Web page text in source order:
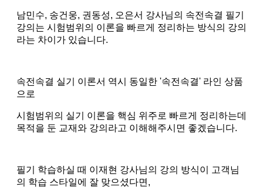
남민수, 송건웅, 권동성, 오은서 강사님의 속전속결 필기
강의는 시험범위의 이론을 빠르게 정리하는 방식의 강의
라는 차이가 있습니다.
속전속결 실기 이론서 역시 동일한 '속전속결' 라인 상품
으로
시험범위의 실기 이론을 핵심 위주로 빠르게 정리하는데
목적을 둔 교재와 강의라고 이해해주시면 좋겠습니다.
필기 학습하실 때 이재현 강사님의 강의 방식이 고객님
의 학습 스타일에 잘 맞으셨다면,